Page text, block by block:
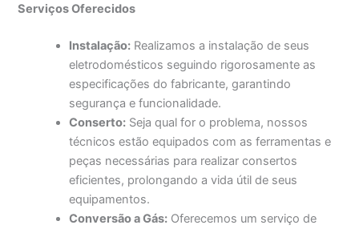
Serviços Oferecidos
Instalação: Realizamos a instalação de seus
eletrodomésticos seguindo rigorosamente as
especificações do fabricante, garantindo
segurança e funcionalidade.
Conserto: Seja qual for o problema, nossos
técnicos estão equipados com as ferramentas e
peças necessárias para realizar consertos
eficientes, prolongando a vida útil de seus
equipamentos.
Conversão a Gás: Oferecemos um serviço de